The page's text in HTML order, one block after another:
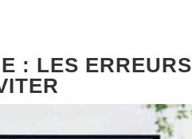
: LES ERREURS